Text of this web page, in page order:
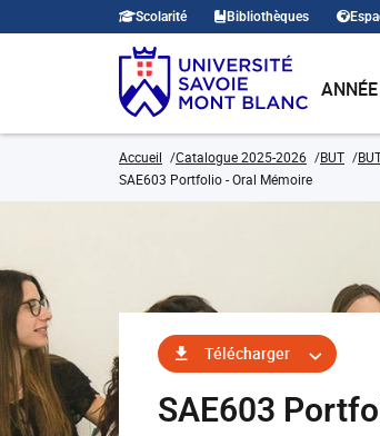
Scolarité Bibliothèques
Accueil Catalogue 2025-2026 BUT
SAE603 Portfolio - Oral Mémoire
Télécharger
SAE603